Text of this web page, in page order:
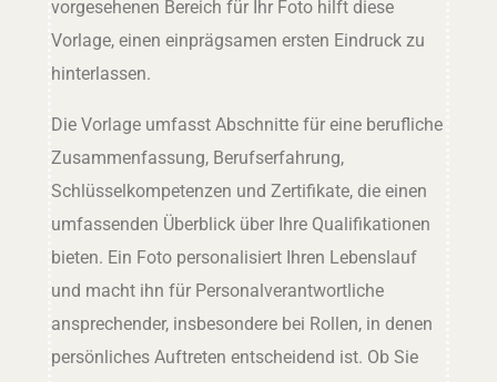
vorgesehenen Bereich für Ihr Foto hilft diese
Vorlage, einen einprägsamen ersten Eindruck zu
hinterlassen.
Die Vorlage umfasst Abschnitte für eine berufliche
Zusammenfassung, Berufserfahrung,
Schlüsselkompetenzen und Zertifikate, die einen
umfassenden Überblick über Ihre Qualifikationen
bieten. Ein Foto personalisiert Ihren Lebenslauf
und macht ihn für Personalverantwortliche
ansprechender, insbesondere bei Rollen, in denen
persönliches Auftreten entscheidend ist. Ob Sie